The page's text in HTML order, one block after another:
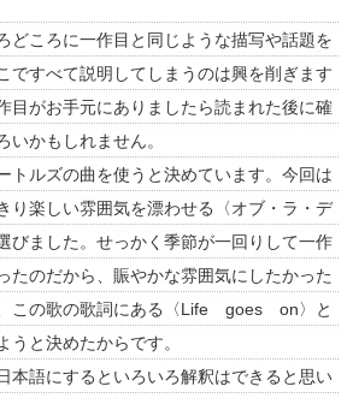
どころに一作目と同じような描写や話題を
ですべて説明してしまうのは興を削ぎます
目がお手元にありましたら読まれた後に確
いかもしれません。
トルズの曲を使うと決めています。今回は
り楽しい雰囲気を漂わせる〈オブ・ラ・デ
ました。せっかく季節が一回りして一作
たのだから、賑やかな雰囲気にしたかった
この歌の歌詞にある〈Life goes on〉と
うと決めたからです。
語にするといろいろ解釈はできると思い